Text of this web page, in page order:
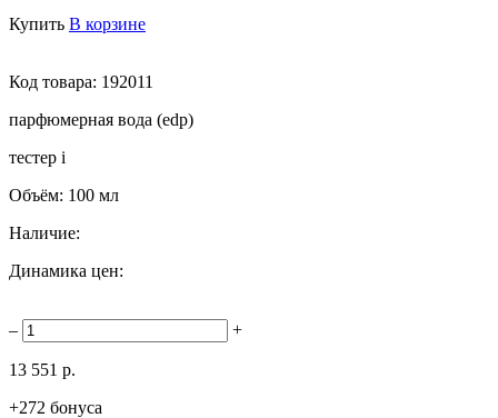
Купить В корзине
Код товара: 192011
парфюмерная вода (edp)
тестер i
Объём: 100 мл
Наличие:
Динамика цен:
– +
13 551 р.
+272 бонуса